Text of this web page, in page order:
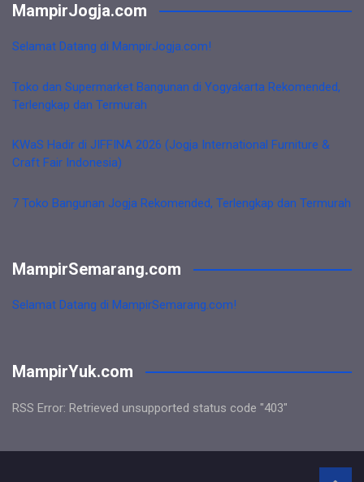
MampirJogja.com
Selamat Datang di MampirJogja.com!
Toko dan Supermarket Bangunan di Yogyakarta Rekomended,
Terlengkap dan Termurah
KWaS Hadir di JIFFINA 2026 (Jogja International Furniture &
Craft Fair Indonesia)
7 Toko Bangunan Jogja Rekomended, Terlengkap dan Termurah
MampirSemarang.com
Selamat Datang di MampirSemarang.com!
MampirYuk.com
RSS Error: Retrieved unsupported status code "403"